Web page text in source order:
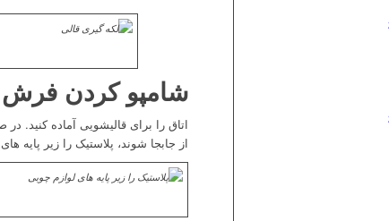
شامپو کردن فرش
اتاق را برای قالیشویی آماده کنید.
از جابجا شوند، پلاستیک را زیر پایه